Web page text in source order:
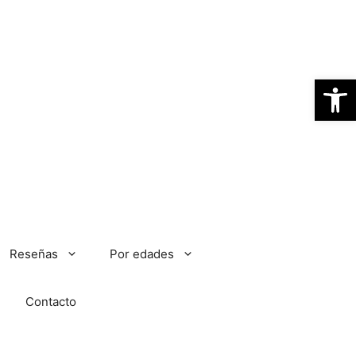
Reseñas Por edades
Contacto
Abrir